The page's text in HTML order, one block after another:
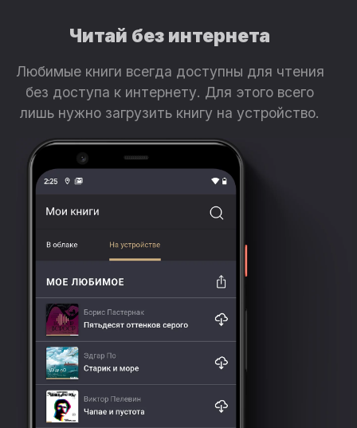
Читай без интернета
Любимые книги всегда доступны для чтения
без доступа к интернету. Для этого всего
лишь нужно загрузить книгу на устройство.